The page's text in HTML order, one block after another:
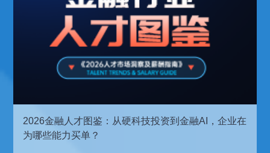
2026金融人才图鉴：从硬科技投资到金融AI，企业在
为哪些能力买单？